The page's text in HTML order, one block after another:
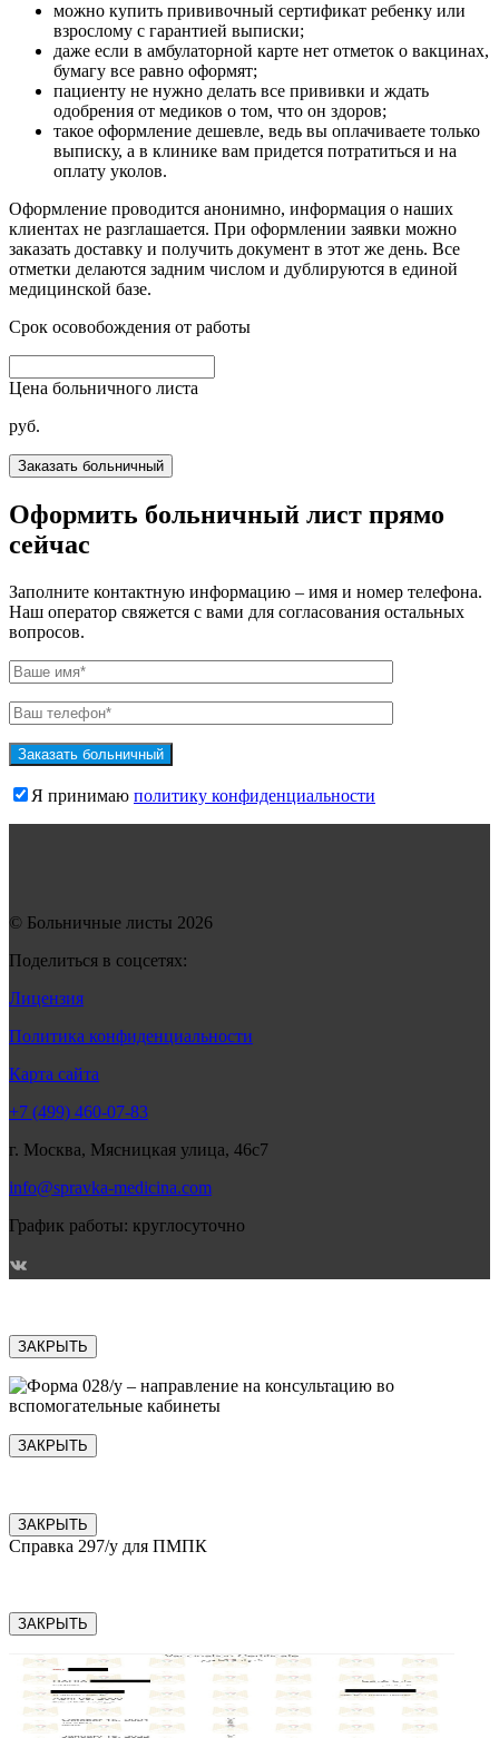
можно купить прививочный сертификат ребенку или
взрослому с гарантией выписки;
даже если в амбулаторной карте нет отметок о вакцинах,
бумагу все равно оформят;
пациенту не нужно делать все прививки и ждать
одобрения от медиков о том, что он здоров;
такое оформление дешевле, ведь вы оплачиваете только
выписку, а в клинике вам придется потратиться и на
оплату уколов.
Оформление проводится анонимно, информация о наших
клиентах не разглашается. При оформлении заявки можно
заказать доставку и получить документ в этот же день. Все
отметки делаются задним числом и дублируются в единой
медицинской базе.
Срок осовобождения от работы
Цена больничного листа
руб.
Оформить больничный лист прямо
сейчас
Заполните контактную информацию – имя и номер телефона.
Наш оператор свяжется с вами для согласования остальных
вопросов.
Я принимаю политику конфиденциальности
© Больничные листы 2026
Поделиться в соцсетях:
Лицензия
Политика конфиденциальности
Карта сайта
+7 (499) 460-07-83
г. Москва, Мясницкая улица, 46с7
info@spravka-medicina.com
График работы: круглосуточно
ЗАКРЫТЬ
ЗАКРЫТЬ
ЗАКРЫТЬ
Справка 297/у для ПМПК
ЗАКРЫТЬ